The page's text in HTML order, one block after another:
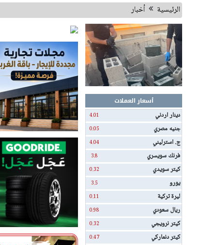
الرئيسية أخبار
أسعار العملات
دينار اردني
4.01
جنيه مصري 0.05
ج. استرليني 4.04
فرنك سويسري 3.8
كيتر سويدي 0.32
يورو 3.5
ليرة تركية 0.11
ريال سعودي 0.98
كيتر نرويجي 0.32
كيتر دنماركي 0.47